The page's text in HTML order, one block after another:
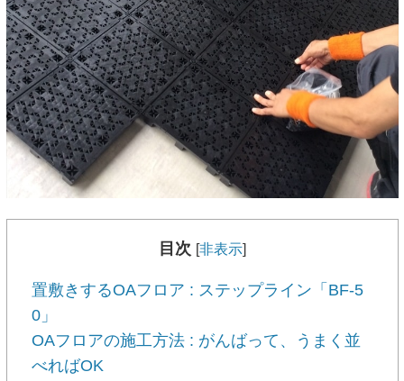
目次 [非表示]
置敷きするOAフロア : ステップライン「BF-5
0」
OAフロアの施工方法 : がんばって、うまく並
べればOK